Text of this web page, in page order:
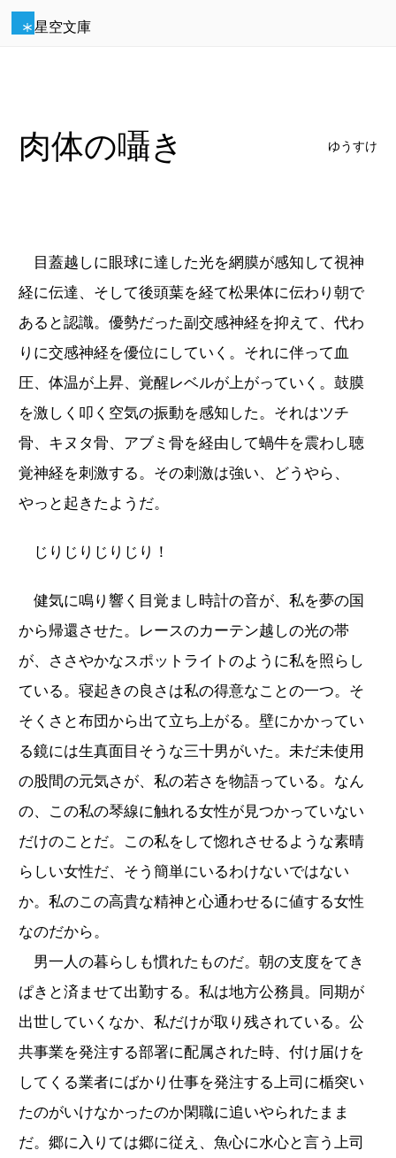
星空文庫
肉体の囁き ゆうすけ
目蓋越しに眼球に達した光を網膜が感知して視神
経に伝達、そして後頭葉を経て松果体に伝わり朝で
あると認識。優勢だった副交感神経を抑えて、代わ
りに交感神経を優位にしていく。それに伴って血
圧、体温が上昇、覚醒レベルが上がっていく。鼓膜
を激しく叩く空気の振動を感知した。それはツチ
骨、キヌタ骨、アブミ骨を経由して蝸牛を震わし聴
覚神経を刺激する。その刺激は強い、どうやら、
やっと起きたようだ。
じりじりじりじり！
健気に鳴り響く目覚まし時計の音が、私を夢の国
から帰還させた。レースのカーテン越しの光の帯
が、ささやかなスポットライトのように私を照らし
ている。寝起きの良さは私の得意なことの一つ。そ
そくさと布団から出て立ち上がる。壁にかかってい
る鏡には生真面目そうな三十男がいた。未だ未使用
の股間の元気さが、私の若さを物語っている。なん
の、この私の琴線に触れる女性が見つかっていない
だけのことだ。この私をして惚れさせるような素晴
らしい女性だ、そう簡単にいるわけないではない
か。私のこの高貴な精神と心通わせるに値する女性
なのだから。
男一人の暮らしも慣れたものだ。朝の支度をてき
ぱきと済ませて出勤する。私は地方公務員。同期が
出世していくなか、私だけが取り残されている。公
共事業を発注する部署に配属された時、付け届けを
してくる業者にばかり仕事を発注する上司に楯突い
たのがいけなかったのか閑職に追いやられたまま
だ。郷に入りては郷に従え、魚心に水心と言う上司